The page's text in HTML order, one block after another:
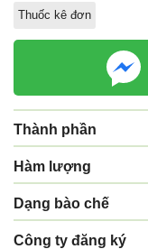
Thuốc kê đơn
Thành phần
Hàm lượng
Dạng bào chế
Công ty đăng ký